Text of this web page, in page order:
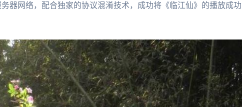
器网络，配合独家的协议混淆技术，成功将《临江仙》的播放成功